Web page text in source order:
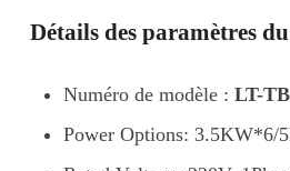
Détails des paramètres
Numéro de modèle : LT-
Power Options: 3.5KW*6/